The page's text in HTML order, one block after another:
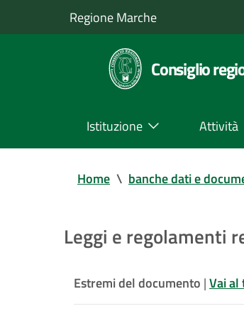
Regione Marche
Consiglio
Istituzione Attività
Home \ banche dati e
Leggi e regolamenti
Estremi del documento |Vai al